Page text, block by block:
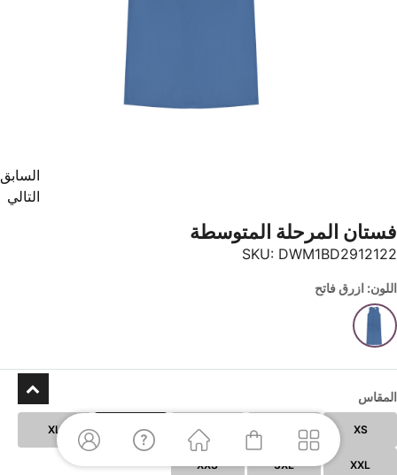
السابق
التالي
فستان المرحلة المتوسطة
SKU: DWM1BD2912122
اللون: ازرق فاتح
المقاس
XS
M
XL
XXL
3XL
XXS